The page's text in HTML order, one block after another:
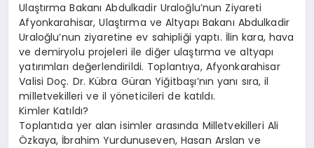
Ulaştırma Bakanı Abdulkadir Uraloğlu’nun Ziyareti
Afyonkarahisar, Ulaştırma ve Altyapı Bakanı Abdulkadir
Uraloğlu’nun ziyaretine ev sahipliği yaptı. İlin kara, hava
ve demiryolu projeleri ile diğer ulaştırma ve altyapı
yatırımları değerlendirildi. Toplantıya, Afyonkarahisar
Valisi Doç. Dr. Kübra Güran Yiğitbaşı’nın yanı sıra, il
milletvekilleri ve il yöneticileri de katıldı.
Kimler Katıldı?
Toplantıda yer alan isimler arasında Milletvekilleri Ali
Özkaya, İbrahim Yurdunuseven, Hasan Arslan ve